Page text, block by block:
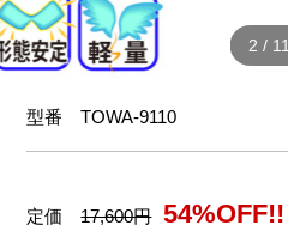
2 / 11
型番TOWA-9110
定価17,600円 54%OFF!!